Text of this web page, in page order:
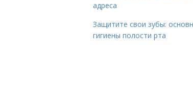
адреса
Защитите свои зубы:
гигиены полости рта